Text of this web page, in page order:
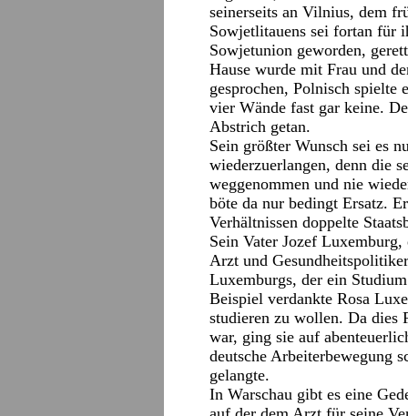
seinerseits an Vilnius, dem
Sowjetlitauens sei fortan für
Sowjetunion geworden,
Hause wurde mit Frau und
gesprochen, Polnisch spielte
vier Wände fast gar keine.
Abstrich getan.
Sein größter Wunsch sei es
wiederzuerlangen, denn die
weggenommen und nie
böte da nur bedingt Ersatz.
Verhältnissen doppelte
Sein Vater Jozef
Arzt und
Luxemburgs, der ein
Beispiel verdankte Rosa
studieren zu wollen. Da dies
war, ging sie auf
deutsche Arbeiterbewegung
gelangte.
In Warschau gibt es eine